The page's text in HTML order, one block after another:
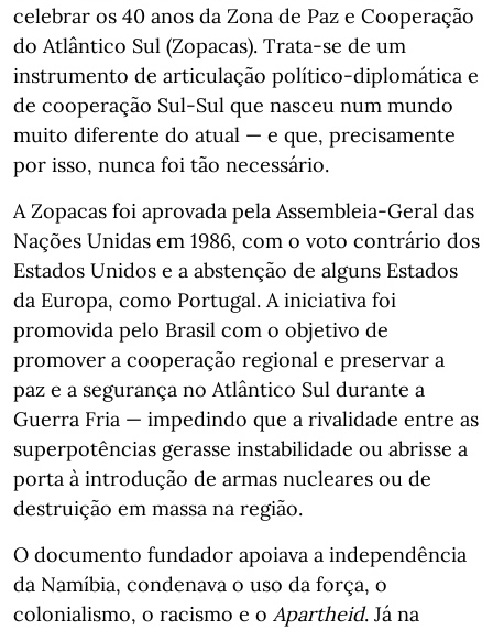
celebrar os 40 anos da Zona de Paz e Cooperação
do Atlântico Sul (Zopacas). Trata-se de um
instrumento de articulação político-diplomática e
de cooperação Sul-Sul que nasceu num mundo
muito diferente do atual — e que, precisamente
por isso, nunca foi tão necessário.
A Zopacas foi aprovada pela Assembleia-Geral das
Nações Unidas em 1986, com o voto contrário dos
Estados Unidos e a abstenção de alguns Estados
da Europa, como Portugal. A iniciativa foi
promovida pelo Brasil com o objetivo de
promover a cooperação regional e preservar a
paz e a segurança no Atlântico Sul durante a
Guerra Fria — impedindo que a rivalidade entre as
superpotências gerasse instabilidade ou abrisse a
porta à introdução de armas nucleares ou de
destruição em massa na região.
O documento fundador apoiava a independência
da Namíbia, condenava o uso da força, o
colonialismo, o racismo e o Apartheid. Já na